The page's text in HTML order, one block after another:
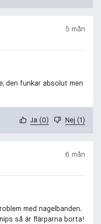
5 mån
den funkar absolut men
Ja (0) Nej (1)
6 mån
med nagelbanden.
så är flärparna borta!